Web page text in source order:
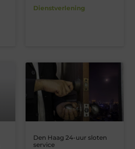
Dienstverlening
Den Haag 24-uur sloten
service